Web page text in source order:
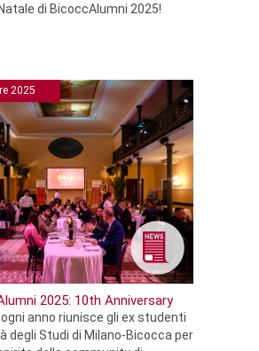
di BicoccAlumni 2025!
2025
2025: 10th Anniversary
anno riunisce gli ex studenti
degli Studi di Milano-Bicocca per